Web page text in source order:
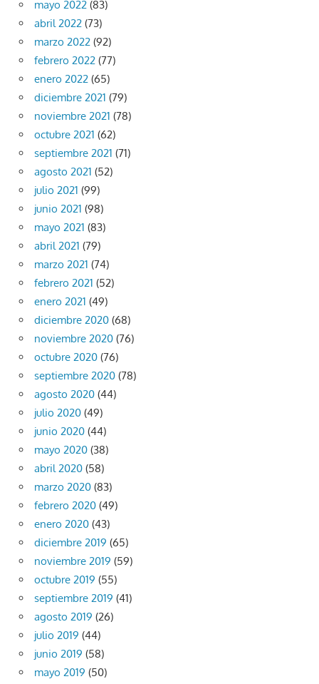
mayo 2022 (83)
abril 2022 (73)
marzo 2022 (92)
febrero 2022 (77)
enero 2022 (65)
diciembre 2021 (79)
noviembre 2021 (78)
octubre 2021 (62)
septiembre 2021 (71)
agosto 2021 (52)
julio 2021 (99)
junio 2021 (98)
mayo 2021 (83)
abril 2021 (79)
marzo 2021 (74)
febrero 2021 (52)
enero 2021 (49)
diciembre 2020 (68)
noviembre 2020 (76)
octubre 2020 (76)
septiembre 2020 (78)
agosto 2020 (44)
julio 2020 (49)
junio 2020 (44)
mayo 2020 (38)
abril 2020 (58)
marzo 2020 (83)
febrero 2020 (49)
enero 2020 (43)
diciembre 2019 (65)
noviembre 2019 (59)
octubre 2019 (55)
septiembre 2019 (41)
agosto 2019 (26)
julio 2019 (44)
junio 2019 (58)
mayo 2019 (50)